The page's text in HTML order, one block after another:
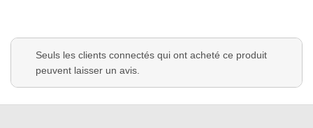
Seuls les clients connectés qui ont acheté ce produit
peuvent laisser un avis.